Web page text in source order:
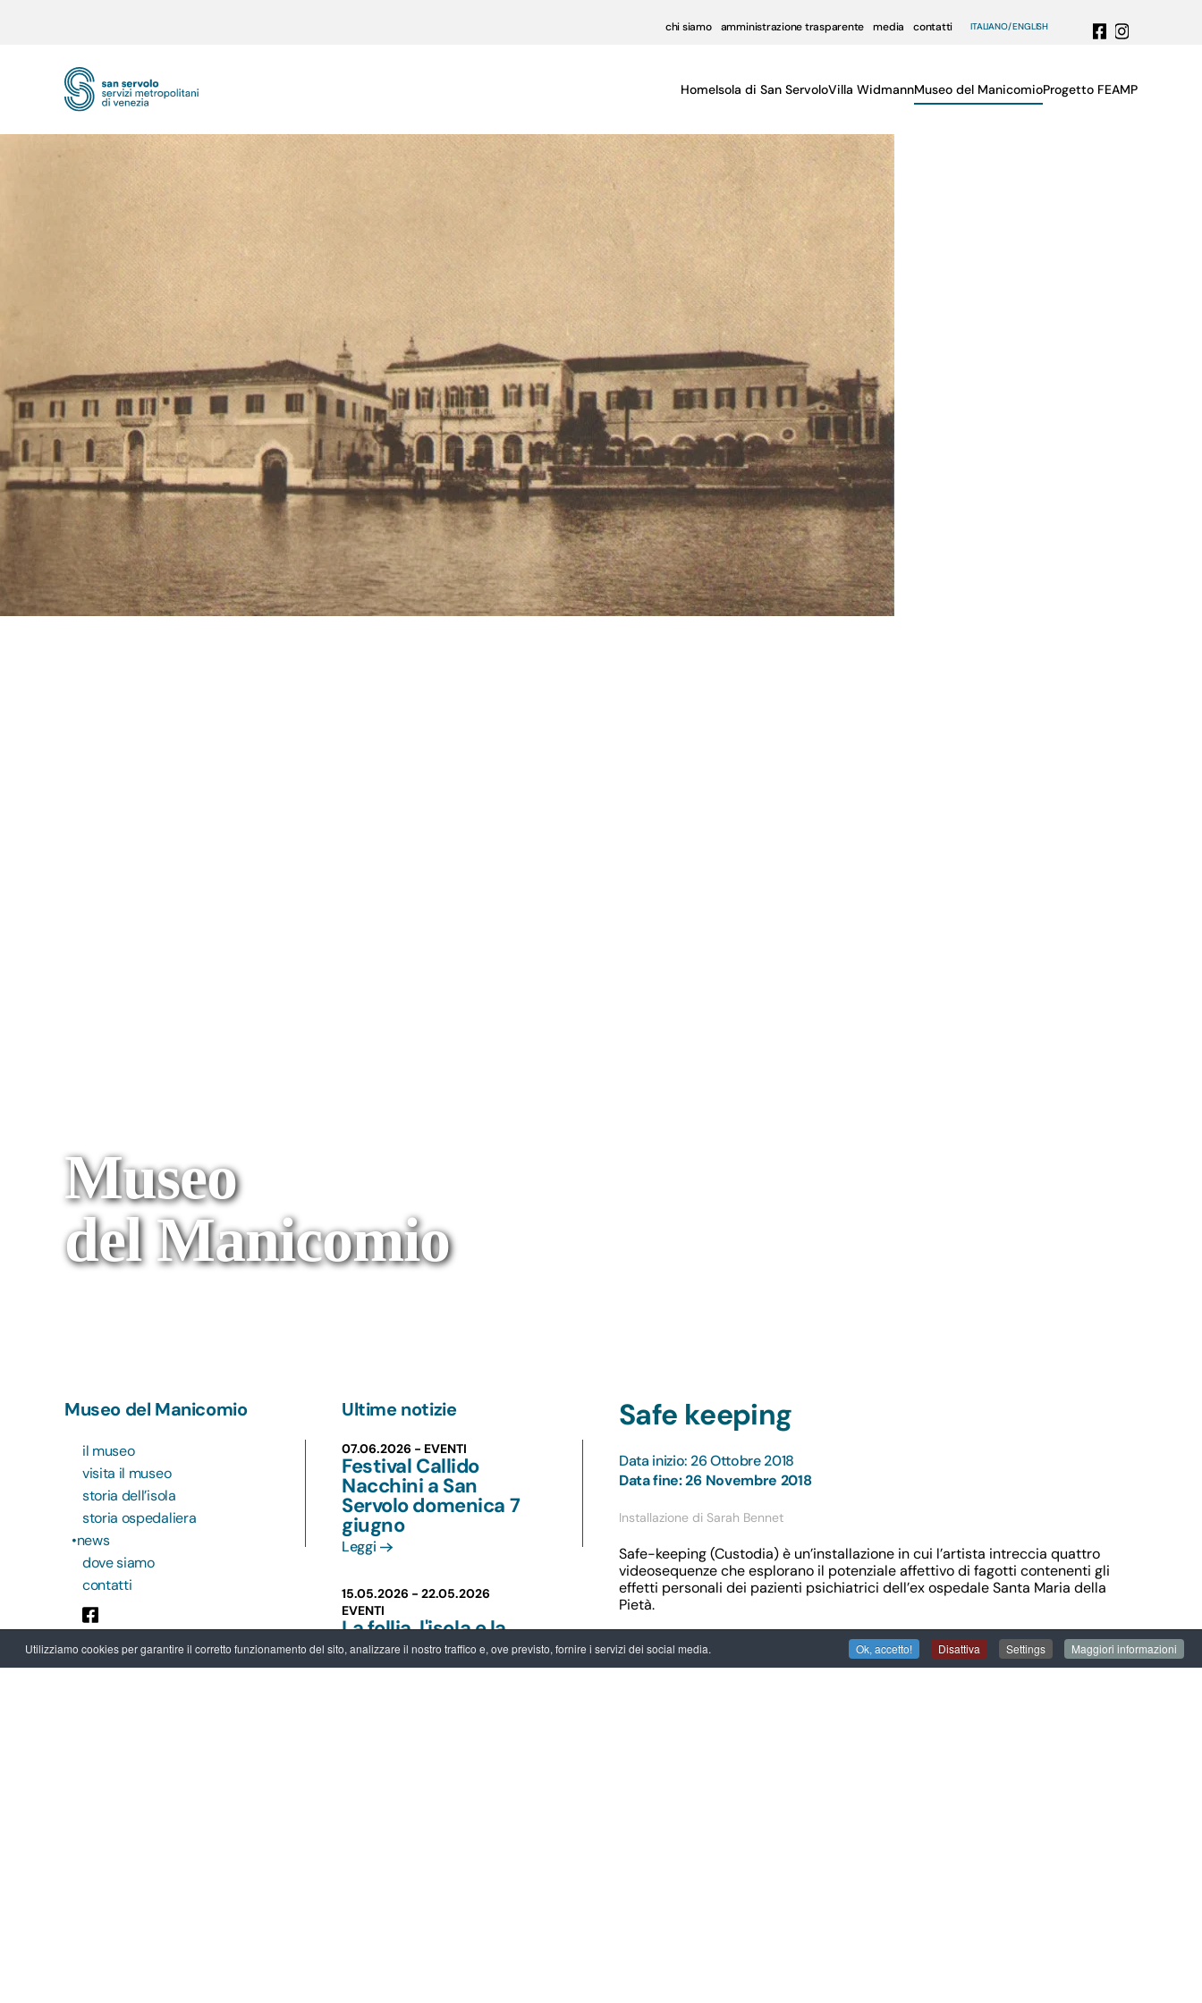
Utilizziamo cookies per garantire il corretto funzionamento del sito, analizzare il nostro traffico e, ove previsto, fornire i servizi dei social media. Ok, accetto! Disattiva Settings Maggiori informazioni
chi siamo amministrazione trasparente media contatti ITALIANO ENGLISH
HomeIsola di San ServoloVilla WidmannMuseo del ManicomioProgetto FEAMP
Museo
del Manicomio
Museo del Manicomio
il museo
visita il museo
storia dell’isola
storia ospedaliera
news
dove siamo
contatti
Ultime notizie
07.06.2026 - EVENTI
Festival Callido
Nacchini a San
Servolo domenica 7
giugno
Leggi
15.05.2026 - 22.05.2026
EVENTI
La follia, l'isola e la
memoria
Leggi
Safe keeping
Data inizio: 26 Ottobre 2018
Data fine: 26 Novembre 2018
Installazione di Sarah Bennet
Safe-keeping (Custodia) è un’installazione in cui l’artista intreccia quattro
videosequenze che esplorano il potenziale affettivo di fagotti contenenti gli
effetti personali dei pazienti psichiatrici dell’ex ospedale Santa Maria della
Pietà.
Lavorando su delle riproduzioni, attraverso interventi performativi, embodied
actions, l’artista restituisce l’intensità e la ripetitività dell’interazione con i
fagotti, sottolineata dalla circolarità di ogni video.